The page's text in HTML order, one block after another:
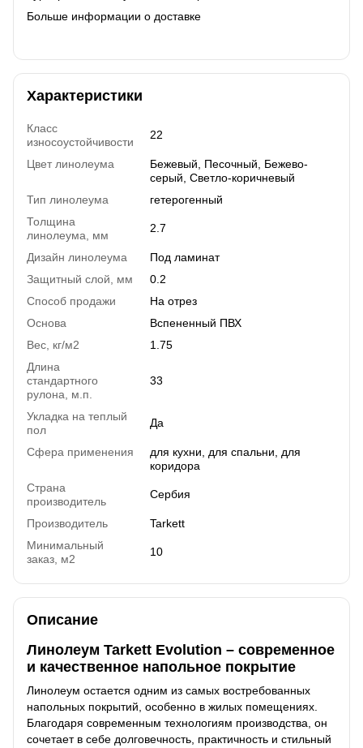
Больше информации о доставке
Характеристики
Класс
износоустойчивости
22
Цвет линолеума
Бежевый, Песочный, Бежево-
серый, Светло-коричневый
Тип линолеума
гетерогенный
Толщина
линолеума, мм
2.7
Дизайн линолеума
Под ламинат
Защитный слой, мм
0.2
Способ продажи
На отрез
Основа
Вспененный ПВХ
Вес, кг/м2
1.75
Длина
стандартного
рулона, м.п.
33
Укладка на теплый
пол
Да
Сфера применения
для кухни, для спальни, для
коридора
Страна
производитель
Сербия
Производитель
Tarkett
Минимальный
заказ, м2
10
Описание
Линолеум Tarkett Evolution – современное
и качественное напольное покрытие
Линолеум остается одним из самых востребованных
напольных покрытий, особенно в жилых помещениях.
Благодаря современным технологиям производства, он
сочетает в себе долговечность, практичность и стильный